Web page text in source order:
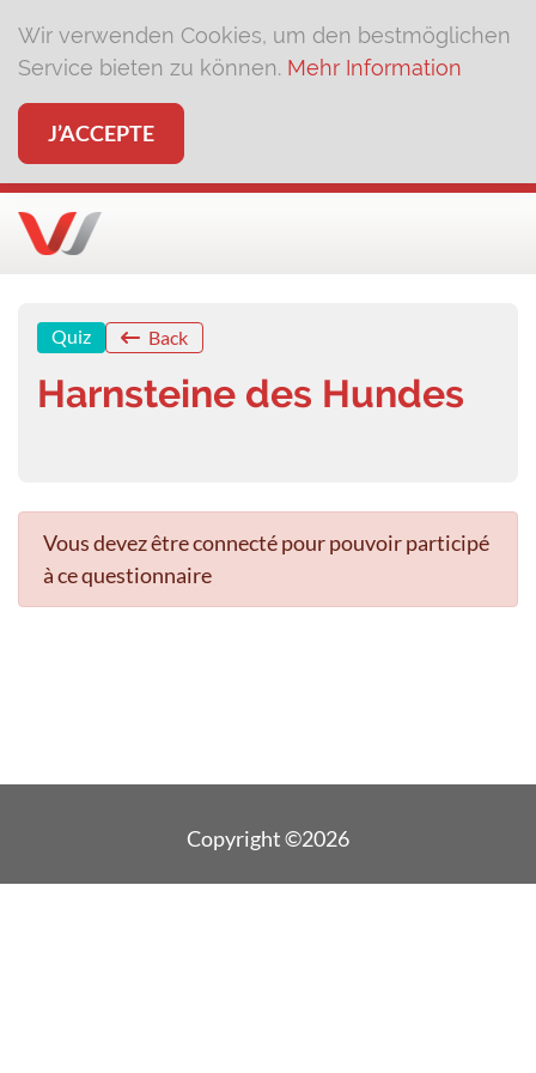
Wir verwenden Cookies, um den bestmöglichen
Service bieten zu können. Mehr Information
J’ACCEPTE
Quiz Back
Harnsteine des Hundes
Vous devez être connecté pour pouvoir participé
à ce questionnaire
Copyright ©2026